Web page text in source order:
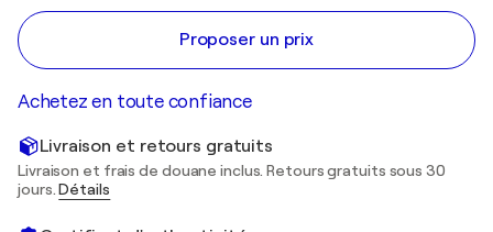
Proposer un prix
Achetez en toute confiance
Livraison et retours gratuits
Livraison et frais de douane inclus. Retours gratuits sous 30
jours.Détails